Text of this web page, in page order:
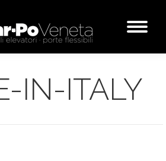
IN-ITALY